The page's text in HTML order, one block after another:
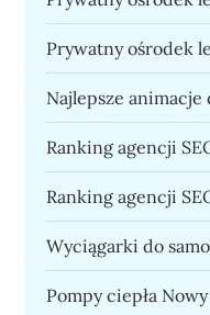
Prywatny ośrodek
Najlepsze animacje
Ranking agencji
Ranking agencji
Wyciągarki do
Pompy ciepła